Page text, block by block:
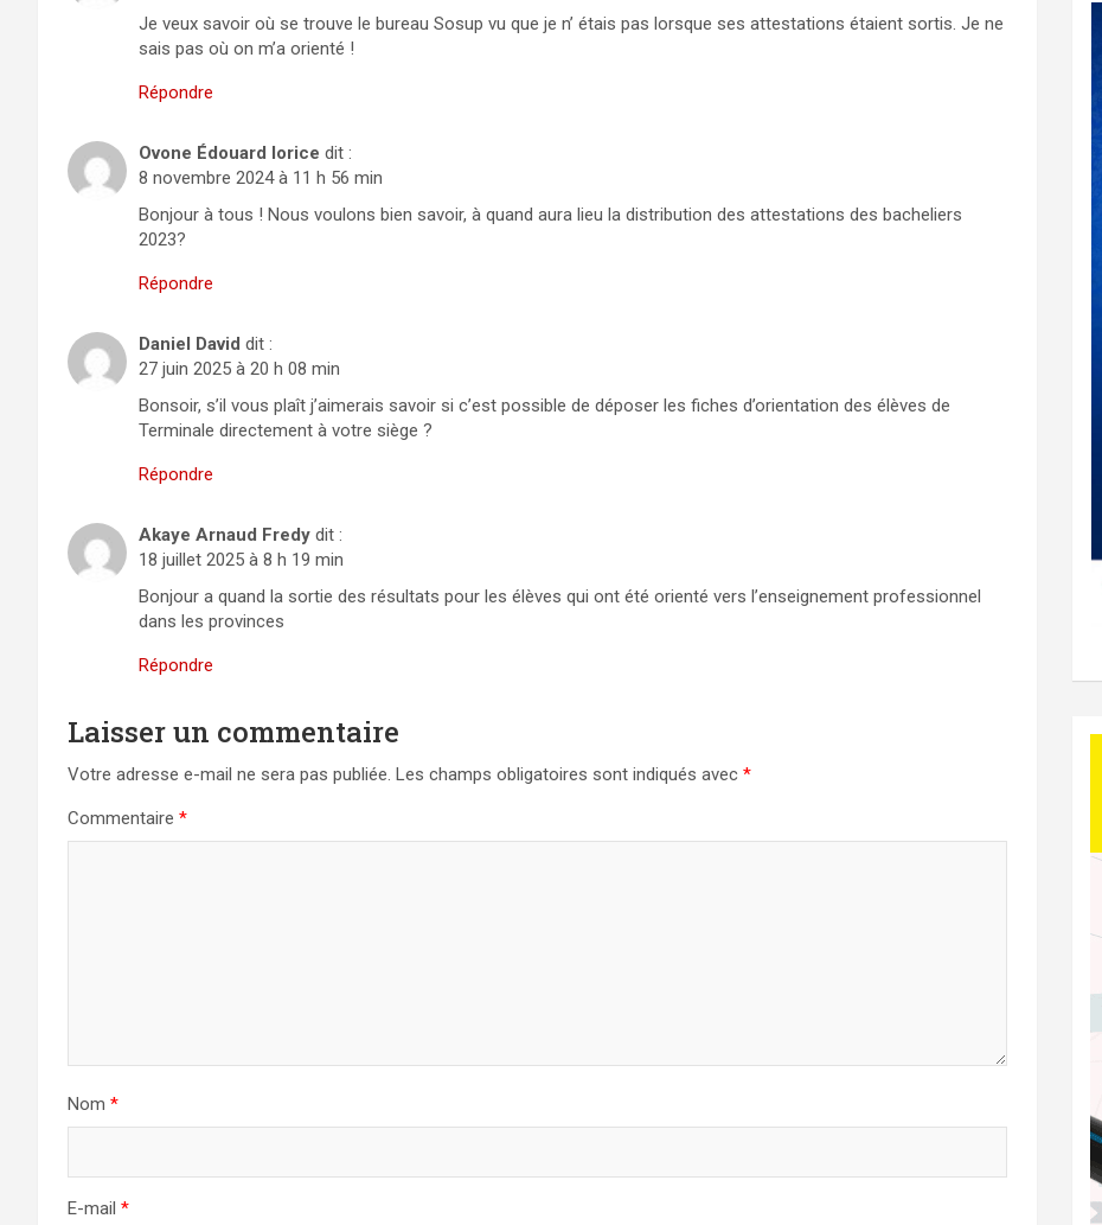
Je veux savoir où se trouve le bureau Sosup vu que je n’ étais pas lorsque ses attestations étaient sortis. Je ne
sais pas où on m’a orienté !
Répondre
Ovone Édouard lorice dit :
8 novembre 2024 à 11 h 56 min
Bonjour à tous ! Nous voulons bien savoir, à quand aura lieu la distribution des attestations des bacheliers
2023?
Répondre
Daniel David dit :
27 juin 2025 à 20 h 08 min
Bonsoir, s’il vous plaît j’aimerais savoir si c’est possible de déposer les fiches d’orientation des élèves de
Terminale directement à votre siège ?
Répondre
Akaye Arnaud Fredy dit :
18 juillet 2025 à 8 h 19 min
Bonjour a quand la sortie des résultats pour les élèves qui ont été orienté vers l’enseignement professionnel
dans les provinces
Répondre
Laisser un commentaire
Votre adresse e-mail ne sera pas publiée. Les champs obligatoires sont indiqués avec *
Commentaire *
Nom *
E-mail *